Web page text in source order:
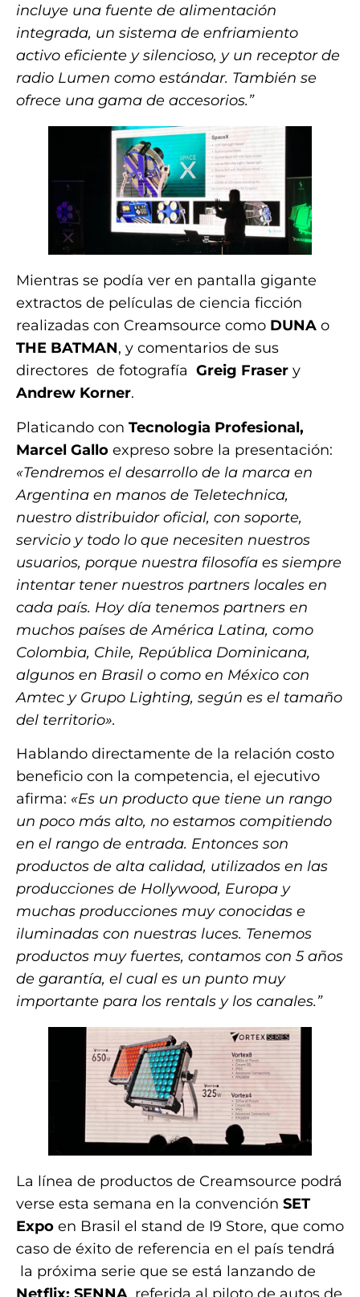
incluye una fuente de alimentación
integrada, un sistema de enfriamiento
activo eficiente y silencioso, y un receptor de
radio Lumen como estándar. También se
ofrece una gama de accesorios.”
Mientras se podía ver en pantalla gigante
extractos de películas de ciencia ficción
realizadas con Creamsource como DUNA o
THE BATMAN, y comentarios de sus
directores de fotografía Greig Fraser y
Andrew Korner.
Platicando con Tecnologia Profesional,
Marcel Gallo expreso sobre la presentación:
«Tendremos el desarrollo de la marca en
Argentina en manos de Teletechnica,
nuestro distribuidor oficial, con soporte,
servicio y todo lo que necesiten nuestros
usuarios, porque nuestra filosofía es siempre
intentar tener nuestros partners locales en
cada país. Hoy día tenemos partners en
muchos países de América Latina, como
Colombia, Chile, República Dominicana,
algunos en Brasil o como en México con
Amtec y Grupo Lighting, según es el tamaño
del territorio».
Hablando directamente de la relación costo
beneficio con la competencia, el ejecutivo
afirma: «Es un producto que tiene un rango
un poco más alto, no estamos compitiendo
en el rango de entrada. Entonces son
productos de alta calidad, utilizados en las
producciones de Hollywood, Europa y
muchas producciones muy conocidas e
iluminadas con nuestras luces. Tenemos
productos muy fuertes, contamos con 5 años
de garantía, el cual es un punto muy
importante para los rentals y los canales.”
La línea de productos de Creamsource podrá
verse esta semana en la convención SET
Expo en Brasil el stand de I9 Store, que como
caso de éxito de referencia en el país tendrá
la próxima serie que se está lanzando de